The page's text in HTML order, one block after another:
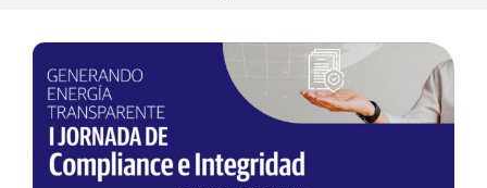
Ver
imagen
más
grande